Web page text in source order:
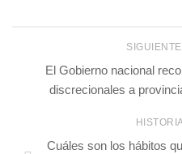
El Gobierno nacional
discrecionales a
Cuáles son los hábitos